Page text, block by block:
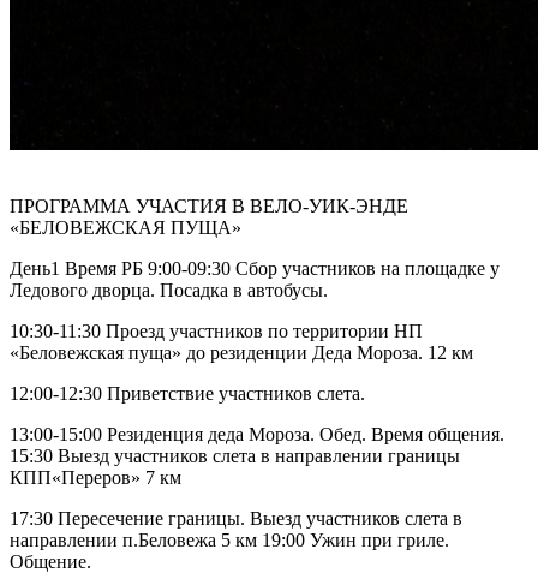
ПРОГРАММА УЧАСТИЯ В ВЕЛО-УИК-ЭНДЕ
«БЕЛОВЕЖСКАЯ ПУЩА»
День1 Время РБ 9:00-09:30 Сбор участников на площадке у
Ледового дворца. Посадка в автобусы.
10:30-11:30 Проезд участников по территории НП
«Беловежская пуща» до резиденции Деда Мороза. 12 км
12:00-12:30 Приветствие участников слета.
13:00-15:00 Резиденция деда Мороза. Обед. Время общения.
15:30 Выезд участников слета в направлении границы
КПП«Переров» 7 км
17:30 Пересечение границы. Выезд участников слета в
направлении п.Беловежа 5 км 19:00 Ужин при гриле.
Общение.